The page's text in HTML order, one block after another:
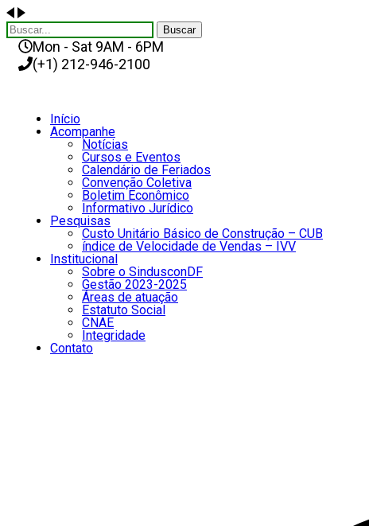
Buscar
Mon - Sat 9AM - 6PM
(+1) 212-946-2100
Início
Acompanhe
Notícias
Cursos e Eventos
Calendário de Feriados
Convenção Coletiva
Boletim Econômico
Informativo Jurídico
Pesquisas
Custo Unitário Básico de Construção – CUB
índice de Velocidade de Vendas – IVV
Institucional
Sobre o SindusconDF
Gestão 2023-2025
Áreas de atuação
Estatuto Social
CNAE
Integridade
Contato